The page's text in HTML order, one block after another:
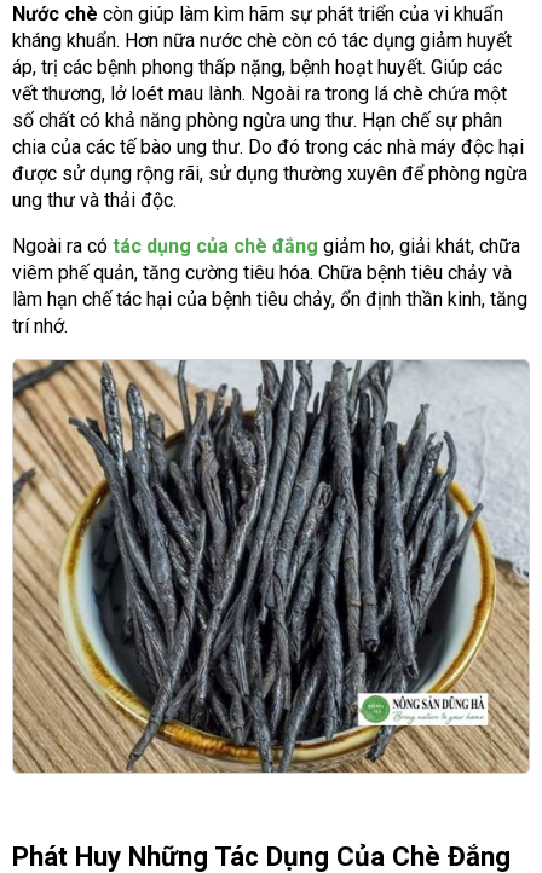
Nước chè còn giúp làm kìm hãm sự phát triển của vi khuẩn
kháng khuẩn. Hơn nữa nước chè còn có tác dụng giảm huyết
áp, trị các bệnh phong thấp nặng, bệnh hoạt huyết. Giúp các
vết thương, lở loét mau lành. Ngoài ra trong lá chè chứa một
số chất có khả năng phòng ngừa ung thư. Hạn chế sự phân
chia của các tế bào ung thư. Do đó trong các nhà máy độc hại
được sử dụng rộng rãi, sử dụng thường xuyên để phòng ngừa
ung thư và thải độc.
Ngoài ra có tác dụng của chè đắng giảm ho, giải khát, chữa
viêm phế quản, tăng cường tiêu hóa. Chữa bệnh tiêu chảy và
làm hạn chế tác hại của bệnh tiêu chảy, ổn định thần kinh, tăng
trí nhớ.
Phát Huy Những Tác Dụng Của Chè Đắng